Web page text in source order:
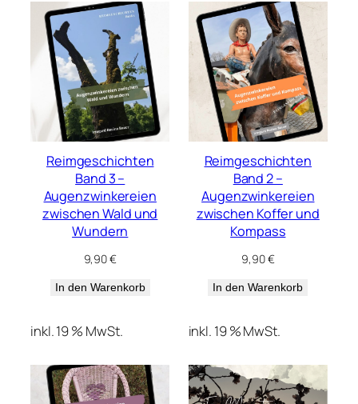
Reimgeschichten
Band 3 –
Augenzwinkereien
zwischen Wald und
Wundern
9,90€
In den Warenkorb
inkl. 19 % MwSt.
Reimgeschichten
Band 2 –
Augenzwinkereien
zwischen Koffer und
Kompass
9,90€
In den Warenkorb
inkl. 19 % MwSt.